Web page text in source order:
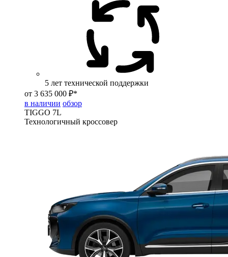
5 лет технической поддержки
от 3 635 000 ₽*
в наличии обзор
TIGGO 7L
Технологичный кроссовер